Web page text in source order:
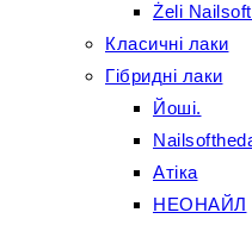
Żeli
Класичні лаки
Гібридні лаки
Йоші.
Атіка
НЕОНАЙЛ